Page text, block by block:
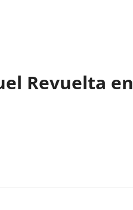
Revuelta en